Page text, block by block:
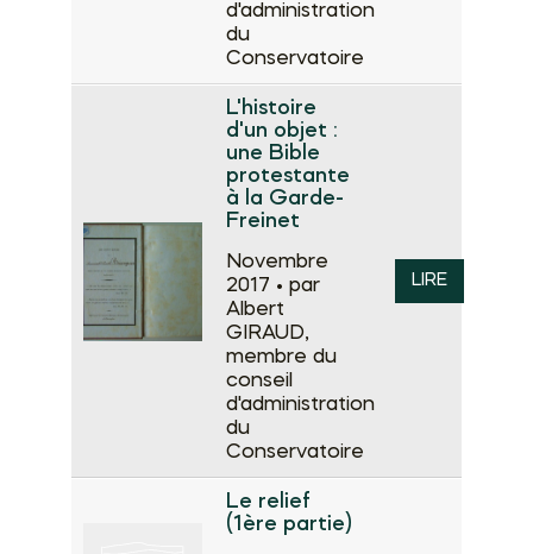
d'administration
du
Conservatoire
L'histoire
d'un objet :
une Bible
protestante
à la Garde-
Freinet
Novembre
2017 • par
Albert
GIRAUD,
membre du
conseil
d'administration
du
Conservatoire
LIRE
Le relief
(1ère partie)